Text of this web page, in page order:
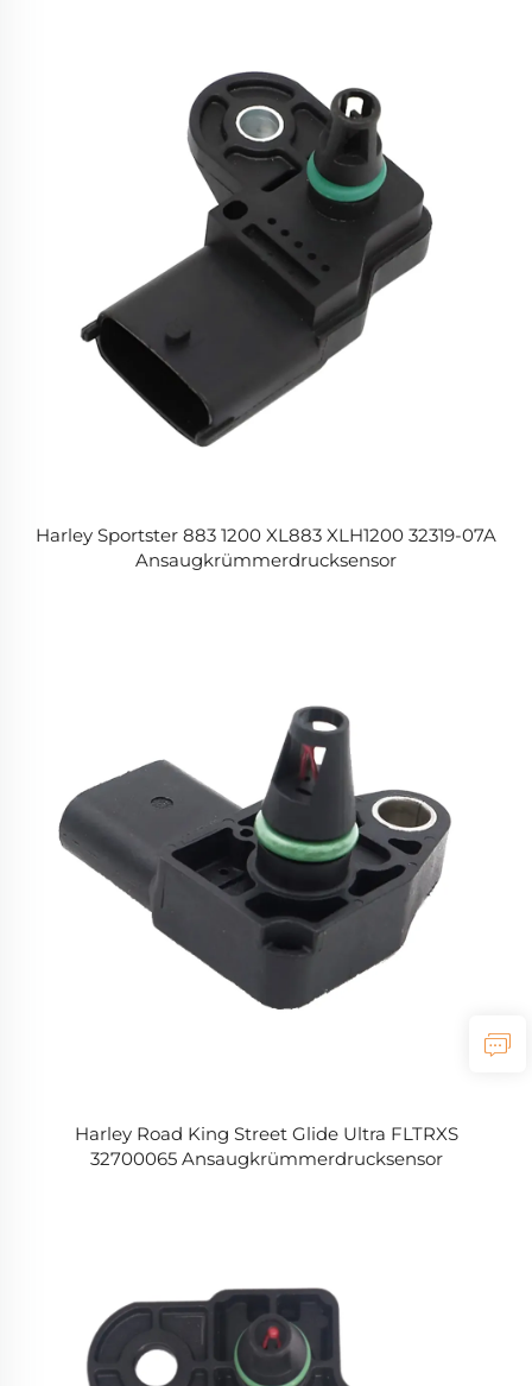
Harley Sportster 883 1200 XL883 XLH1200 32319-07A
Ansaugkrümmerdrucksensor
Harley Road King Street Glide Ultra FLTRXS
32700065 Ansaugkrümmerdrucksensor